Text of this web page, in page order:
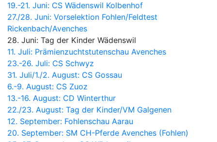
19.-21. Juni: CS Wädenswil Kolbenhof
27./28. Juni: Vorselektion Fohlen/Feldtest
Rickenbach/Avenches
28. Juni: Tag der Kinder Wädenswil
11. Juli: Prämienzuchtstutenschau Avenches
23.-26. Juli: CS Schwyz
31. Juli/1./2. August: CS Gossau
6.-9. August: CS Zuoz
13.-16. August: CD Winterthur
22./23. August: Tag der Kinder/VM Galgenen
12. September: Fohlenschau Aarau
20. September: SM CH-Pferde Avenches (Fohlen)